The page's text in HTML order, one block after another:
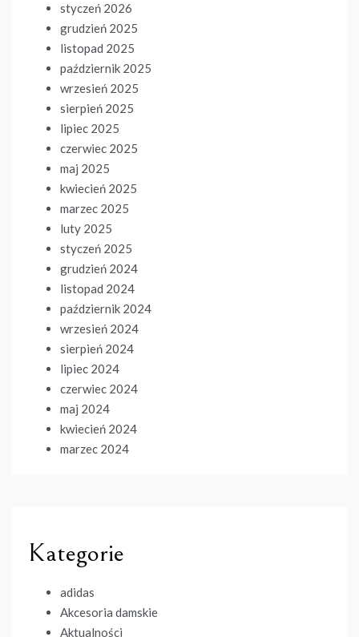
styczeń 2026
grudzień 2025
listopad 2025
październik 2025
wrzesień 2025
sierpień 2025
lipiec 2025
czerwiec 2025
maj 2025
kwiecień 2025
marzec 2025
luty 2025
styczeń 2025
grudzień 2024
listopad 2024
październik 2024
wrzesień 2024
sierpień 2024
lipiec 2024
czerwiec 2024
maj 2024
kwiecień 2024
marzec 2024
Kategorie
adidas
Akcesoria damskie
Aktualności